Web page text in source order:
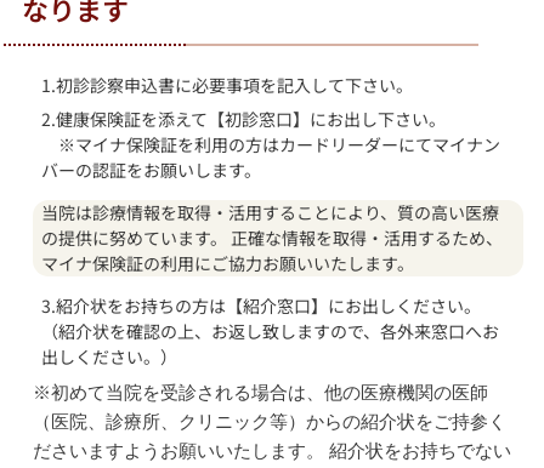
なります
1.初診診察申込書に必要事項を記入して下さい。
2.健康保険証を添えて【初診窓口】にお出し下さい。
※マイナ保険証を利用の方はカードリーダーにてマイナン
バーの認証をお願いします。
当院は診療情報を取得・活用することにより、質の高い医療
の提供に努めています。 正確な情報を取得・活用するため、
マイナ保険証の利用にご協力お願いいたします。
3.紹介状をお持ちの方は【紹介窓口】にお出しください。
（紹介状を確認の上、お返し致しますので、各外来窓口へお
出しください。）
※初めて当院を受診される場合は、他の医療機関の医師
（医院、診療所、クリニック等）からの紹介状をご持参く
ださいますようお願いいたします。 紹介状をお持ちでない